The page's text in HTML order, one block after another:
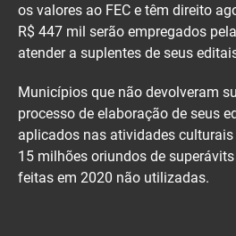
os valores ao FEC e têm direito
R$ 447 mil serão empregados
atender a suplentes de seus
Municípios que não devolveram
processo de elaboração de seus
aplicados nas atividades culturais
15 milhões oriundos de
feitas em 2020 não utilizadas.